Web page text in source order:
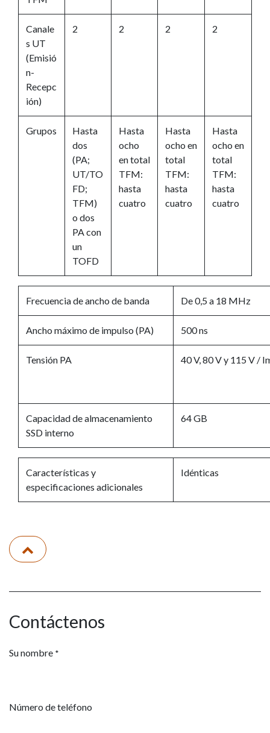
Canale
s UT
(Emisió
n-
Recepc
ión)
2 2 2 2
Grupos
Hasta
dos
(PA;
UT/TO
FD;
TFM)
o dos
PA con
un
TOFD
Hasta
ocho
en total
TFM:
hasta
cuatro
Hasta
ocho en
total
TFM:
hasta
cuatro
Hasta
ocho en
total
TFM:
hasta
cuatro
Frecuencia de ancho de banda De 0,5 a 18 MHz
Ancho máximo de impulso (PA) 500 ns
Tensión PA 40 V, 80 V y 115 V /
Capacidad de almacenamiento
SSD interno
64 GB
Características y
especificaciones adicionales
Idénticas
Contáctenos
Su nombre *
Número de teléfono